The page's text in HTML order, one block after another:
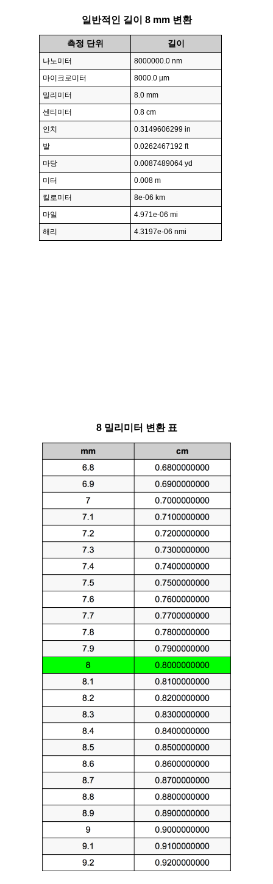
일반적인 길이 8 mm 변환
측정 단위 길이
나노미터
8000000.0 nm
마이크로미터
8000.0 µm
밀리미터
8.0 mm
센티미터
0.8 cm
인치
0.3149606299 in
발
0.0262467192 ft
마당
0.0087489064 yd
미터
0.008 m
킬로미터
8e-06 km
마일
4.971e-06 mi
해리
4.3197e-06 nmi
8 밀리미터 변환 표